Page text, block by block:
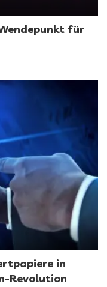
für
in
Revolution